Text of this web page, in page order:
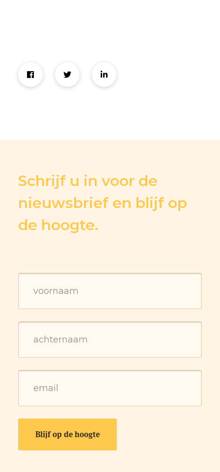
Schrijf u in voor de
nieuwsbrief en blijf op
de hoogte.